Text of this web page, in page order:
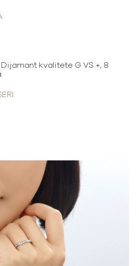
Dijamant kvalitete G VS +, 8